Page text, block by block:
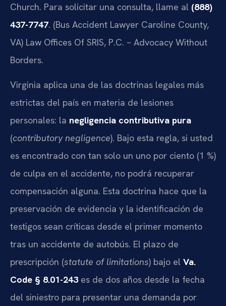
Church. Para solicitar una consulta, llame al (888)
437-7747. (Bus Accident Lawyer Caroline County,
VA) Law Offices Of SRIS, P.C. – Advocacy Without
Borders.
Virginia aplica una de las doctrinas legales más
estrictas del país en materia de lesiones
personales: la negligencia contributiva pura
(contributory negligence). Bajo esta regla, si usted
es encontrado con tan solo un uno por ciento (1 %)
de culpa en el accidente, no podrá recuperar
compensación alguna. Esta doctrina hace que la
preservación de evidencia y la identificación de
testigos sean críticas desde el primer momento
tras un accidente de autobús. El plazo de
prescripción (statute of limitations) bajo el Va.
Code § 8.01-243es de dos años desde la fecha
del siniestro para presentar una demanda por